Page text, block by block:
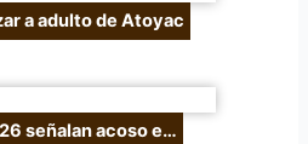
a adulto de Atoyac
señalan acoso e…